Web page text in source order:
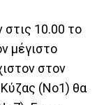
στις 10.00 το
μέγιστο
στον
(Νο1) θα